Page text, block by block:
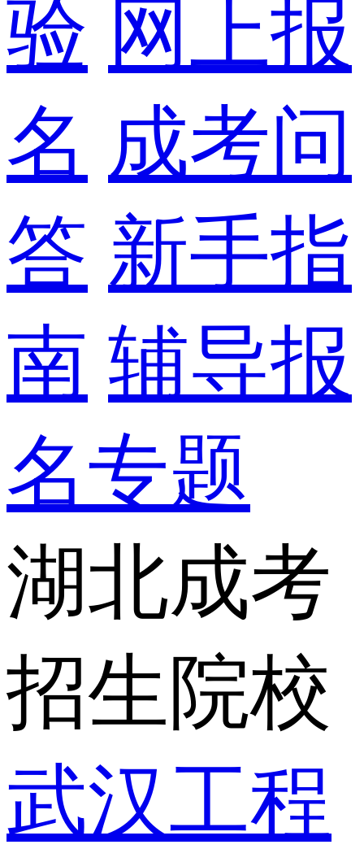
验 网上报
名 成考问
答 新手指
南 辅导报
名专题
湖北成考
招生院校
武汉工程